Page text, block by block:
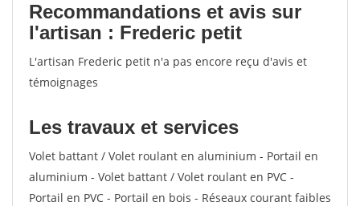
Recommandations et avis sur
l'artisan : Frederic petit
L'artisan Frederic petit n'a pas encore reçu d'avis et
témoignages
Les travaux et services
Volet battant / Volet roulant en aluminium - Portail en
aluminium - Volet battant / Volet roulant en PVC -
Portail en PVC - Portail en bois - Réseaux courant faibles